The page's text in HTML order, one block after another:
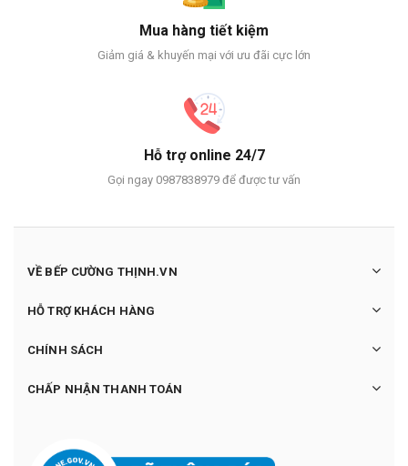
Mua hàng tiết kiệm
Giảm giá & khuyến mại với ưu đãi cực lớn
Hỗ trợ online 24/7
Gọi ngay 0987838979 để được tư vấn
VỀ BẾP CƯỜNG THỊNH.VN
HỖ TRỢ KHÁCH HÀNG
CHÍNH SÁCH
CHẤP NHẬN THANH TOÁN